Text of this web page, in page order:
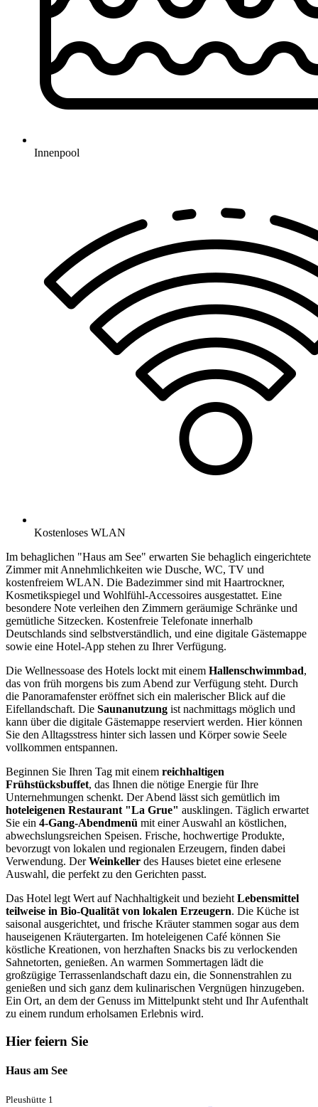
Innenpool
Kostenloses WLAN
Im behaglichen "Haus am See" erwarten Sie behaglich eingerichtete
Zimmer mit Annehmlichkeiten wie Dusche, WC, TV und
kostenfreiem WLAN. Die Badezimmer sind mit Haartrockner,
Kosmetikspiegel und Wohlfühl-Accessoires ausgestattet. Eine
besondere Note verleihen den Zimmern geräumige Schränke und
gemütliche Sitzecken. Kostenfreie Telefonate innerhalb
Deutschlands sind selbstverständlich, und eine digitale Gästemappe
sowie eine Hotel-App stehen zu Ihrer Verfügung.
Die Wellnessoase des Hotels lockt mit einem Hallenschwimmbad,
das von früh morgens bis zum Abend zur Verfügung steht. Durch
die Panoramafenster eröffnet sich ein malerischer Blick auf die
Eifellandschaft. Die Saunanutzung ist nachmittags möglich und
kann über die digitale Gästemappe reserviert werden. Hier können
Sie den Alltagsstress hinter sich lassen und Körper sowie Seele
vollkommen entspannen.
Beginnen Sie Ihren Tag mit einem reichhaltigen
Frühstücksbuffet, das Ihnen die nötige Energie für Ihre
Unternehmungen schenkt. Der Abend lässt sich gemütlich im
hoteleigenen Restaurant "La Grue" ausklingen. Täglich erwartet
Sie ein 4-Gang-Abendmenü mit einer Auswahl an köstlichen,
abwechslungsreichen Speisen. Frische, hochwertige Produkte,
bevorzugt von lokalen und regionalen Erzeugern, finden dabei
Verwendung. DerWeinkeller des Hauses bietet eine erlesene
Auswahl, die perfekt zu den Gerichten passt.
Das Hotel legt Wert auf Nachhaltigkeit und beziehtLebensmittel
teilweise in Bio-Qualität von lokalen Erzeugern. Die Küche ist
saisonal ausgerichtet, und frische Kräuter stammen sogar aus dem
hauseigenen Kräutergarten. Im hoteleigenen Café können Sie
köstliche Kreationen, von herzhaften Snacks bis zu verlockenden
Sahnetorten, genießen. An warmen Sommertagen lädt die
großzügige Terrassenlandschaft dazu ein, die Sonnenstrahlen zu
genießen und sich ganz dem kulinarischen Vergnügen hinzugeben.
Ein Ort, an dem der Genuss im Mittelpunkt steht und Ihr Aufenthalt
zu einem rundum erholsamen Erlebnis wird.
Hier feiern Sie
Haus am See
Pleushütte 1